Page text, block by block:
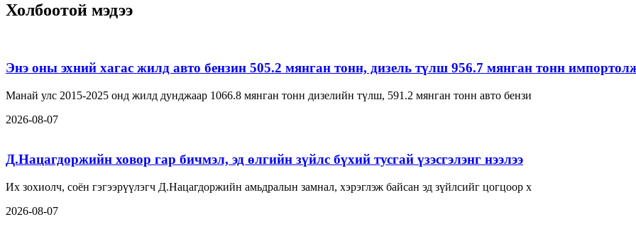
Холбоотой мэдээ
Энэ оны эхний хагас жилд авто бензин 505.2 мянган тонн, дизель түлш 956.7 мянган тонн
Манай улс 2015-2025 онд жилд дунджаар 1066.8 мянган тонн дизелийн түлш, 591.2 мянган тонн авто бензи
2026-08-07
Д.Нацагдоржийн ховор гар бичмэл, эд өлгийн зүйлс бүхий тусгай үзэсгэлэнг нээлээ
Их зохиолч, соён гэгээрүүлэгч Д.Нацагдоржийн амьдралын замнал, хэрэглэж байсан эд зүйлсийг цогцоор х
2026-08-07